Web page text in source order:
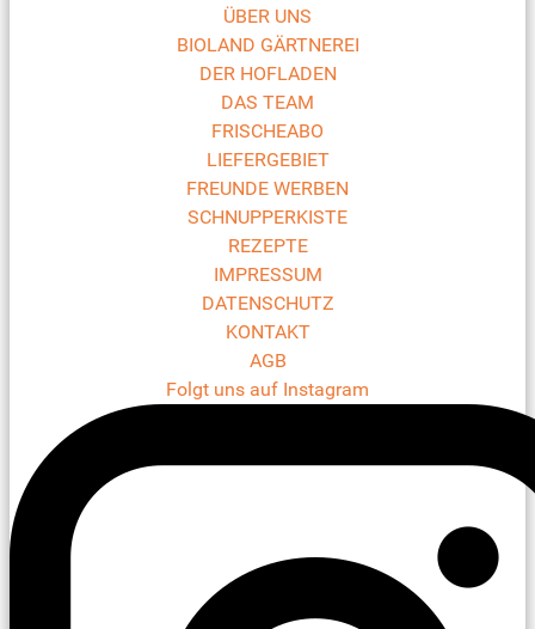
ÜBER UNS
BIOLAND GÄRTNEREI
DER HOFLADEN
DAS TEAM
FRISCHEABO
LIEFERGEBIET
FREUNDE WERBEN
SCHNUPPERKISTE
REZEPTE
IMPRESSUM
DATENSCHUTZ
KONTAKT
AGB
Folgt uns auf Instagram